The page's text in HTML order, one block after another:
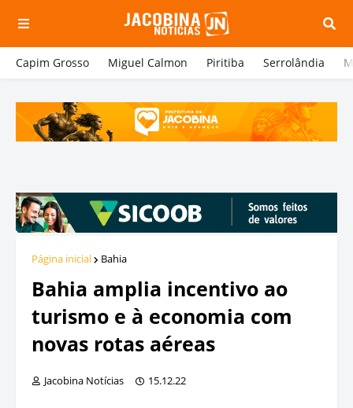
Capim Grosso Miguel Calmon Piritiba Serrolândia
Página inicial Bahia
Bahia amplia incentivo ao
turismo e à economia com
novas rotas aéreas
Jacobina Notícias 15.12.22